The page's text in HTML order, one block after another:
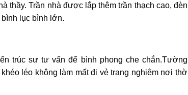
thầy. Trần nhà được lắp thêm trần thạch cao, đèn
lục bình lớn.
trúc sư tư vấn để bình phong che chắn.Tường
léo không làm mất đi vẻ trang nghiêm nơi thờ